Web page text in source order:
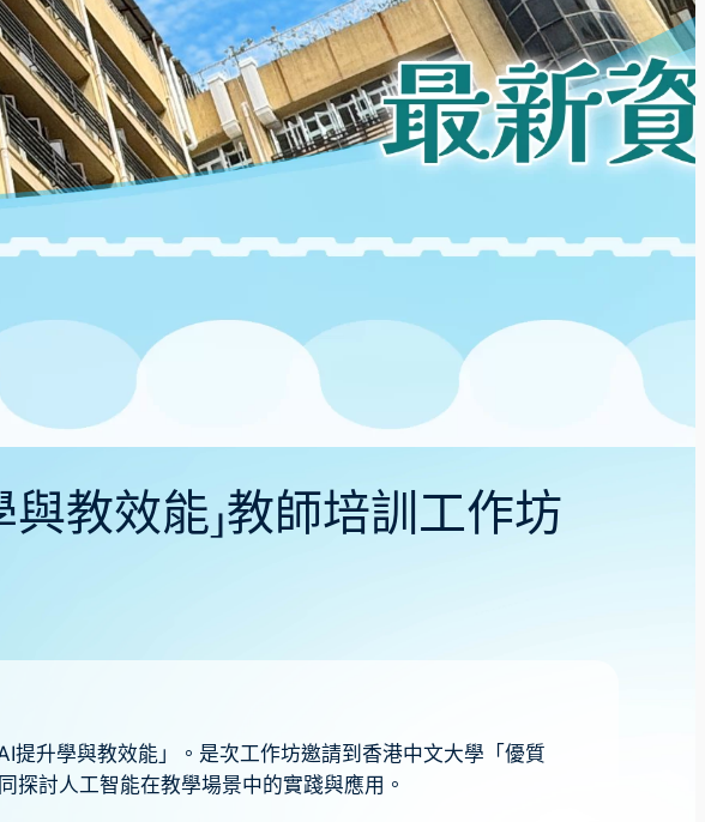
與教效能」教師培訓工作坊
升學與教效能」。是次工作坊邀請到香港中文大學「優質
探討人工智能在教學場景中的實踐與應用。